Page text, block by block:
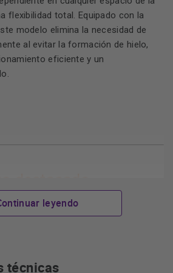
flexibilidad total. Equipado con la
modelo elimina la necesidad de
al evitar la formación de hielo,
eficiente y un
la instalación en cualquier hueco
leyendo
técnicas